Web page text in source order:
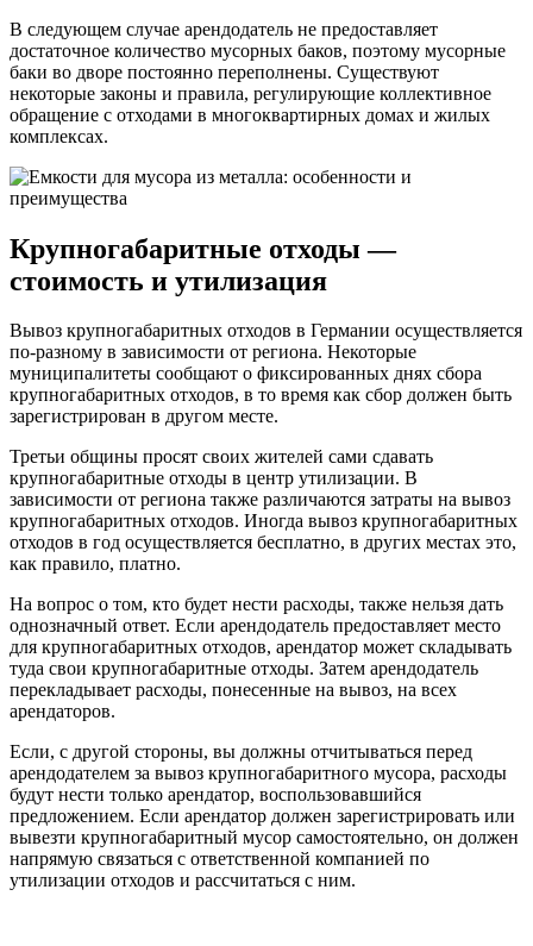
В следующем случае арендодатель не предоставляет
достаточное количество мусорных баков, поэтому мусорные
баки во дворе постоянно переполнены. Существуют
некоторые законы и правила, регулирующие коллективное
обращение с отходами в многоквартирных домах и жилых
комплексах.
Крупногабаритные отходы —
стоимость и утилизация
Вывоз крупногабаритных отходов в Германии осуществляется
по-разному в зависимости от региона. Некоторые
муниципалитеты сообщают о фиксированных днях сбора
крупногабаритных отходов, в то время как сбор должен быть
зарегистрирован в другом месте.
Третьи общины просят своих жителей сами сдавать
крупногабаритные отходы в центр утилизации. В
зависимости от региона также различаются затраты на вывоз
крупногабаритных отходов. Иногда вывоз крупногабаритных
отходов в год осуществляется бесплатно, в других местах это,
как правило, платно.
На вопрос о том, кто будет нести расходы, также нельзя дать
однозначный ответ. Если арендодатель предоставляет место
для крупногабаритных отходов, арендатор может складывать
туда свои крупногабаритные отходы. Затем арендодатель
перекладывает расходы, понесенные на вывоз, на всех
арендаторов.
Если, с другой стороны, вы должны отчитываться перед
арендодателем за вывоз крупногабаритного мусора, расходы
будут нести только арендатор, воспользовавшийся
предложением. Если арендатор должен зарегистрировать или
вывезти крупногабаритный мусор самостоятельно, он должен
напрямую связаться с ответственной компанией по
утилизации отходов и рассчитаться с ним.